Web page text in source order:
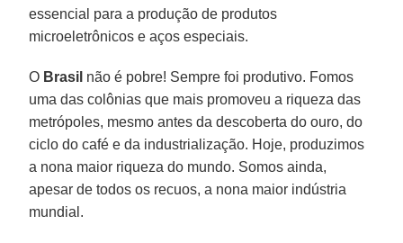
essencial para a produção de produtos
microeletrônicos e aços especiais.
O Brasil não é pobre! Sempre foi produtivo. Fomos
uma das colônias que mais promoveu a riqueza das
metrópoles, mesmo antes da descoberta do ouro, do
ciclo do café e da industrialização. Hoje, produzimos
a nona maior riqueza do mundo. Somos ainda,
apesar de todos os recuos, a nona maior indústria
mundial.